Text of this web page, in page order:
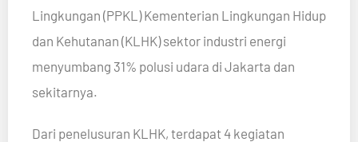
Lingkungan (PPKL) Kementerian Lingkungan Hidup
dan Kehutanan (KLHK) sektor industri energi
menyumbang 31% polusi udara di Jakarta dan
sekitarnya.
Dari penelusuran KLHK, terdapat 4 kegiatan